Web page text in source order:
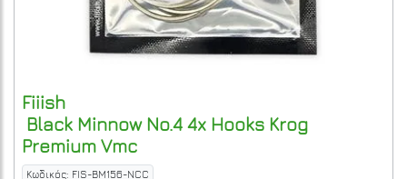
Fiiish
Black Minnow No.4 4x Hooks Krog
Premium Vmc
Κωδικός: FIS-BM156-NCC